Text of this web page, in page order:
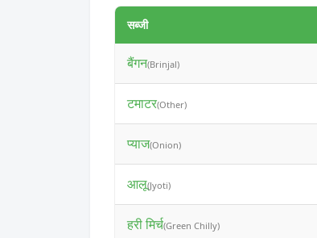
सब्जी
बैंगन(Brinjal)
टमाटर(Other)
प्याज(Onion)
आलू(Jyoti)
हरी मिर्च(Green Chilly)